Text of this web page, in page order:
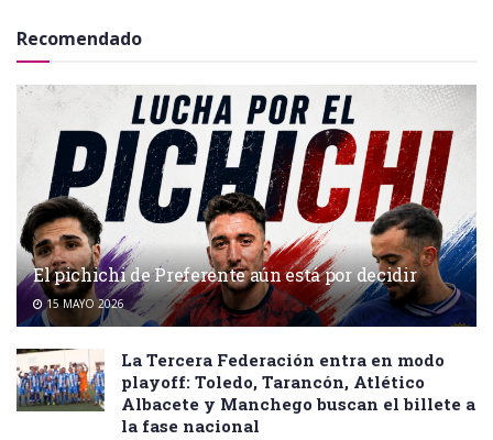
Recomendado
El pichichi de Preferente aún está por decidir
15 MAYO 2026
La Tercera Federación entra en modo
playoff: Toledo, Tarancón, Atlético
Albacete y Manchego buscan el billete a
la fase nacional